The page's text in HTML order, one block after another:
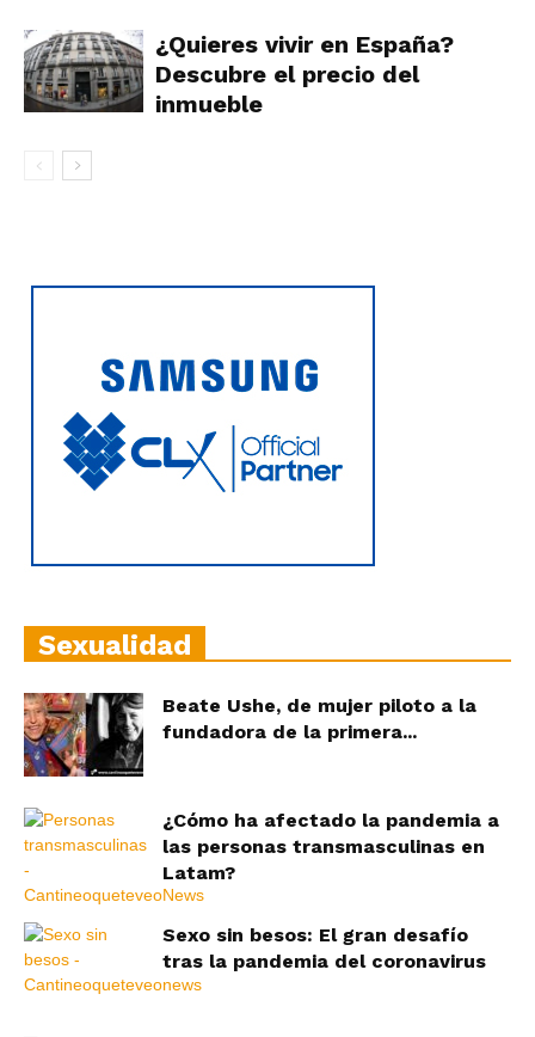
¿Quieres vivir en España?
Descubre el precio del
inmueble
Sexualidad
Beate Ushe, de mujer piloto a la
fundadora de la primera...
¿Cómo ha afectado la pandemia a
las personas transmasculinas en
Latam?
Sexo sin besos: El gran desafío
tras la pandemia del coronavirus